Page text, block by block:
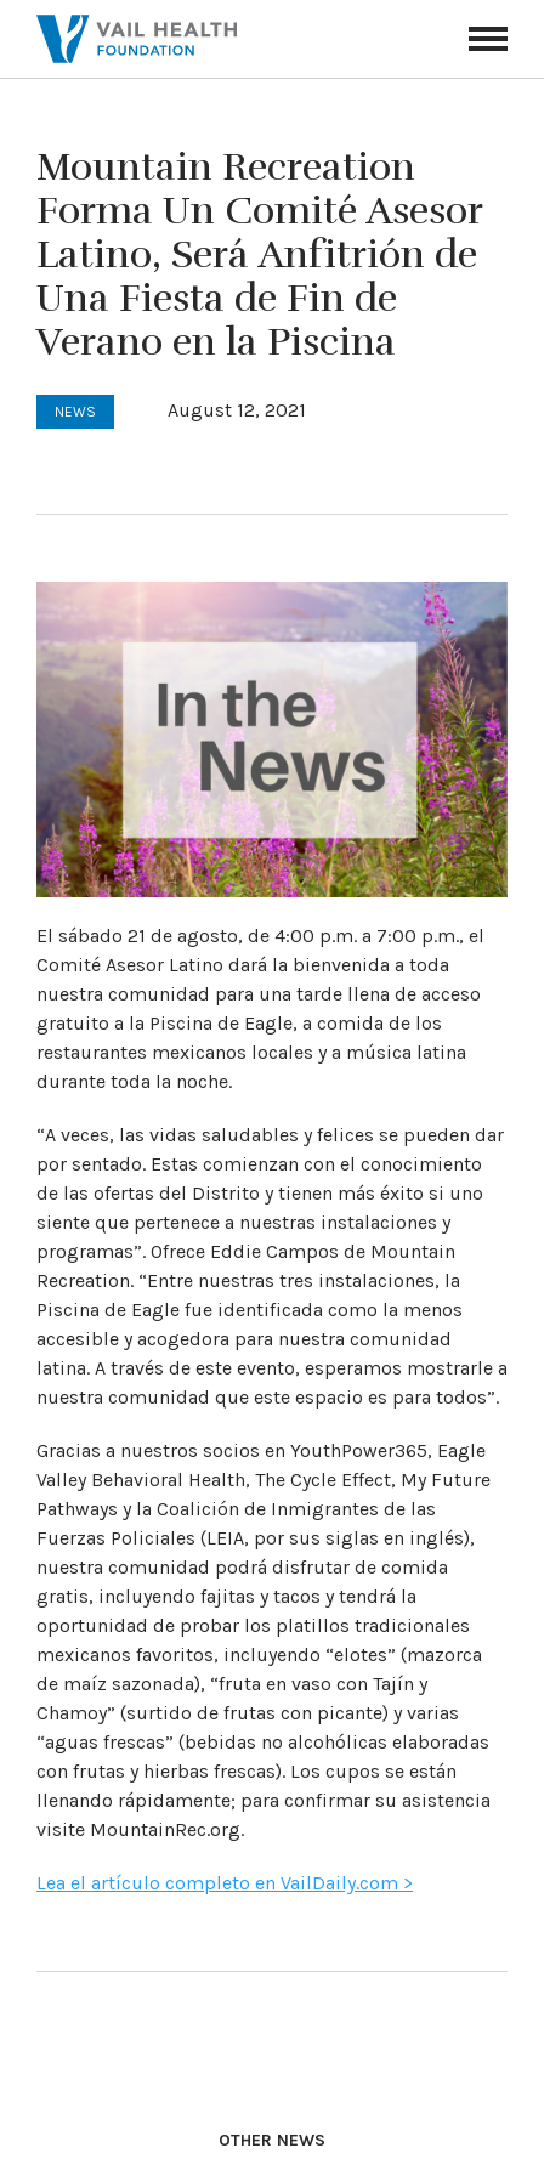
Toggle
Mountain Recreation
Forma Un Comité Asesor
Latino, Será Anfitrión de
Una Fiesta de Fin de
Verano en la Piscina
NEWS August 12, 2021
El sábado 21 de agosto, de 4:00 p.m. a 7:00 p.m., el
Comité Asesor Latino dará la bienvenida a toda
nuestra comunidad para una tarde llena de acceso
gratuito a la Piscina de Eagle, a comida de los
restaurantes mexicanos locales y a música latina
durante toda la noche.
“A veces, las vidas saludables y felices se pueden dar
por sentado. Estas comienzan con el conocimiento
de las ofertas del Distrito y tienen más éxito si uno
siente que pertenece a nuestras instalaciones y
programas”. Ofrece Eddie Campos de Mountain
Recreation. “Entre nuestras tres instalaciones, la
Piscina de Eagle fue identificada como la menos
accesible y acogedora para nuestra comunidad
latina. A través de este evento, esperamos mostrarle a
nuestra comunidad que este espacio es para todos”.
Gracias a nuestros socios en YouthPower365, Eagle
Valley Behavioral Health, The Cycle Effect, My Future
Pathways y la Coalición de Inmigrantes de las
Fuerzas Policiales (LEIA, por sus siglas en inglés),
nuestra comunidad podrá disfrutar de comida
gratis, incluyendo fajitas y tacos y tendrá la
oportunidad de probar los platillos tradicionales
mexicanos favoritos, incluyendo “elotes” (mazorca
de maíz sazonada), “fruta en vaso con Tajín y
Chamoy” (surtido de frutas con picante) y varias
“aguas frescas” (bebidas no alcohólicas elaboradas
con frutas y hierbas frescas). Los cupos se están
llenando rápidamente; para confirmar su asistencia
visite MountainRec.org.
Lea el artículo completo en VailDaily.com >
OTHER NEWS